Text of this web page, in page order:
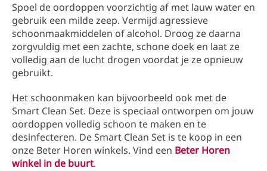
Spoel de oordoppen voorzichtig af met lauw water en
gebruik een milde zeep. Vermijd agressieve
schoonmaakmiddelen of alcohol. Droog ze daarna
zorgvuldig met een zachte, schone doek en laat ze
volledig aan de lucht drogen voordat je ze opnieuw
gebruikt.
Het schoonmaken kan bijvoorbeeld ook met de
Smart Clean Set. Deze is speciaal ontworpen om jouw
oordoppen volledig schoon te maken en te
desinfecteren. De Smart Clean Set is te koop in een
onze Beter Horen winkels. Vind een Beter Horen
winkel in de buurt.